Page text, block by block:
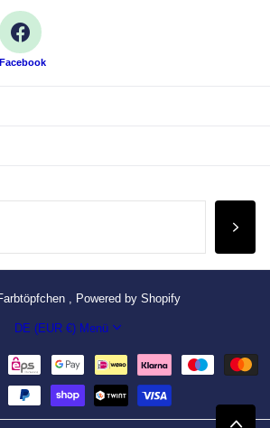
Facebook
, Powered by Shopify
DE (EUR €) Menü